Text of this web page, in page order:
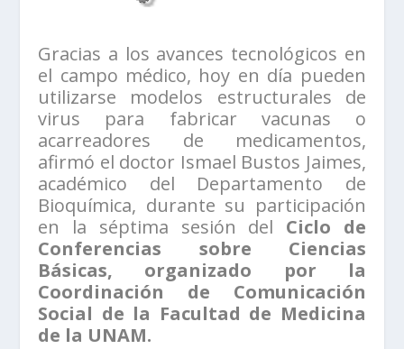
Gracias a los avances tecnológicos en
el campo médico, hoy en día pueden
utilizarse modelos estructurales de
virus para fabricar vacunas o
acarreadores de medicamentos,
afirmó el doctor Ismael Bustos Jaimes,
académico del Departamento de
Bioquímica, durante su participación
en la séptima sesión del Ciclo de
Conferencias sobre Ciencias
Básicas, organizado por la
Coordinación de Comunicación
Social de la Facultad de Medicina
de la UNAM.